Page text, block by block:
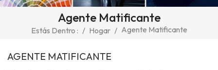
Agente Matificante
Estás Dentro : / Hogar / Agente Matificante
AGENTE MATIFICANTE